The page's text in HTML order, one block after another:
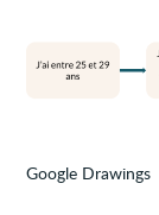
Google Drawings